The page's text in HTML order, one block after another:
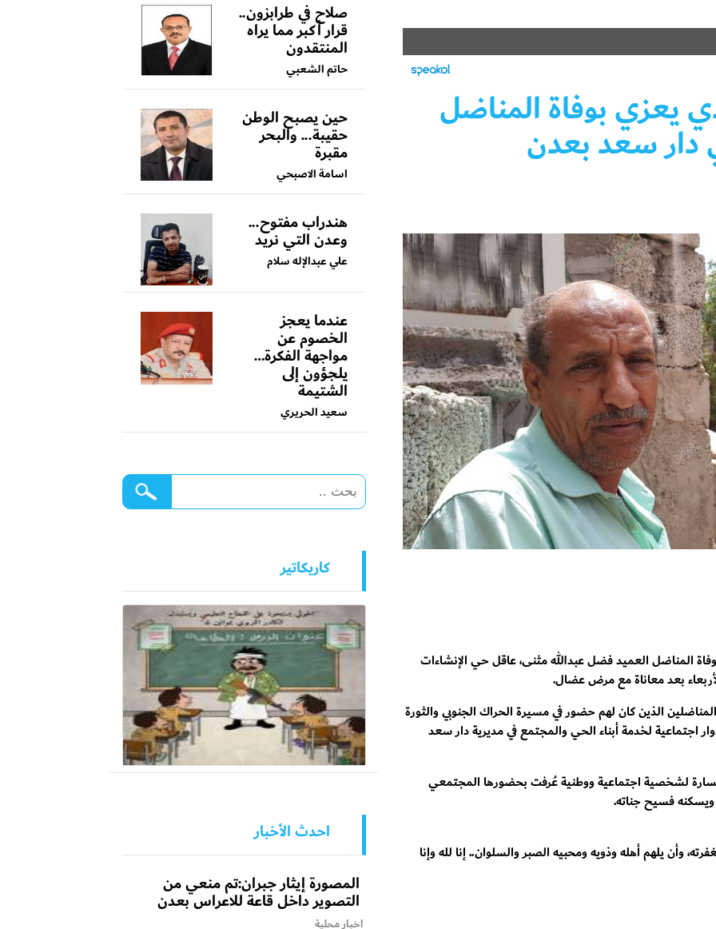
يعزي بوفاة المناضل
دار سعد بعدن
المناضل العميد فضل عبدالله مثنى، عاقل حي الإنشاءات
بعد معاناة مع مرض عضال.
الذين كان لهم حضور في مسيرة الحراك الجنوبي والثورة
اجتماعية لخدمة أبناء الحي والمجتمع في مديرية دار سعد
لشخصية اجتماعية ووطنية عُرفت بحضورها المجتمعي
ويسكنه فسيح جناته.
وأن يلهم أهله وذويه ومحبيه الصبر والسلوان.. إنا لله وإنا
صلاح في طرابزون..
قرار أكبر مما يراه
المنتقدون
حاتم الشعبي
حين يصبح الوطن
حقيبة... والبحر
مقبرة
اسامة الاصبحي
هندراب مفتوح...
وعدن التي نريد
علي عبدالإله سلام
عندما يعجز
الخصوم عن
مواجهة الفكرة…
يلجؤون إلى
الشتيمة
سعيد الحريري
كاريكاتير
احدث الأخبار
المصورة إيثار جبران:تم منعي من
التصوير داخل قاعة للاعراس بعدن
اخبار محلية